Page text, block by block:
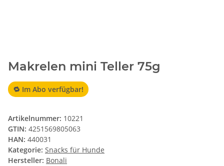
Makrelen mini Teller 75g
🔁 Im Abo verfügbar!
Artikelnummer: 10221
GTIN: 4251569805063
HAN: 440031
Kategorie: Snacks für Hunde
Hersteller: Bonali